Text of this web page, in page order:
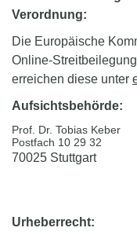
Verordnung:
Die Europäische
Online-
erreichen diese unter
Aufsichtsbehörde:
Prof. Dr. Tobias Keber
Postfach 10 29 32
70025 Stuttgart
Urheberrecht: